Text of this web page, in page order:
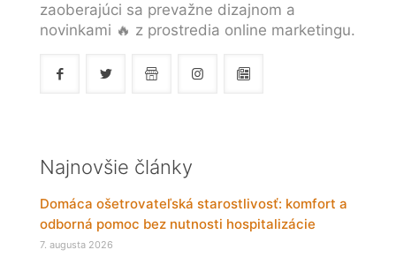
zaoberajúci sa prevažne dizajnom a
novinkami 🔥 z prostredia online marketingu.
Najnovšie články
Domáca ošetrovateľská starostlivosť: komfort a
odborná pomoc bez nutnosti hospitalizácie
7. augusta 2026